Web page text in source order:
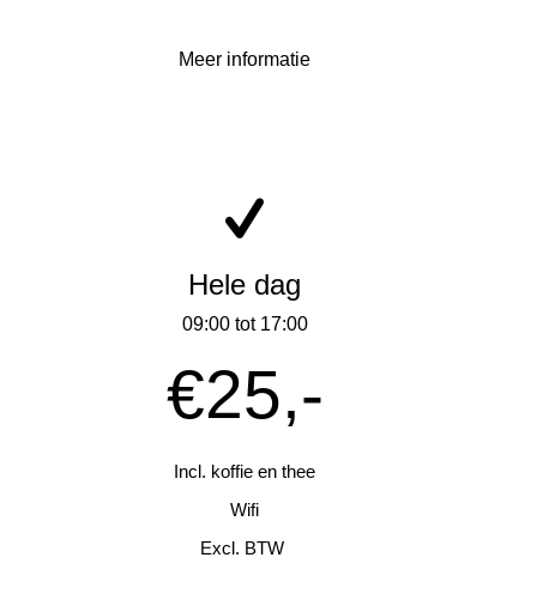
Meer informatie
Hele dag
09:00 tot 17:00
€25,-
Incl. koffie en thee
Wifi
Excl. BTW